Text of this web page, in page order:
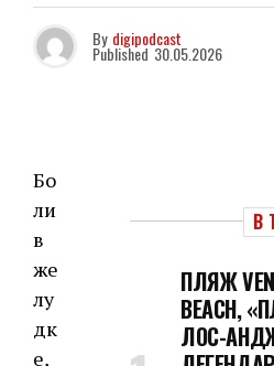
By digipodcast
Published 30.05.2026
Бо
ли
в
же
лу
дк
е,
В
ПЛЯЖ
BEACH,
ЛОС-